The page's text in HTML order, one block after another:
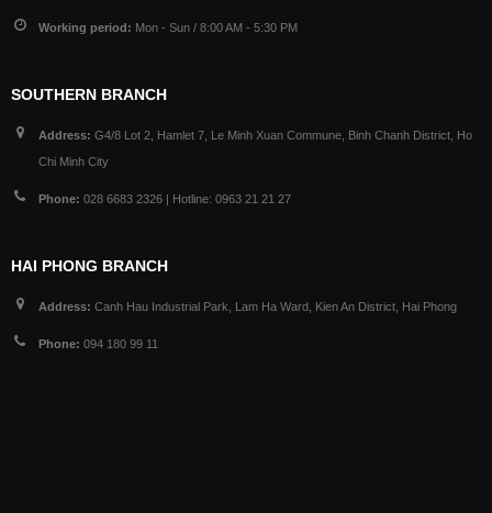
Working period: Mon - Sun / 8:00 AM - 5:30 PM
SOUTHERN BRANCH
Address: G4/8 Lot 2, Hamlet 7, Le Minh Xuan Commune, Binh Chanh District, Ho
Chi Minh City
Phone: 028 6683 2326 | Hotline: 0963 21 21 27
HAI PHONG BRANCH
Address: Canh Hau Industrial Park, Lam Ha Ward, Kien An District, Hai Phong
Phone: 094 180 99 11